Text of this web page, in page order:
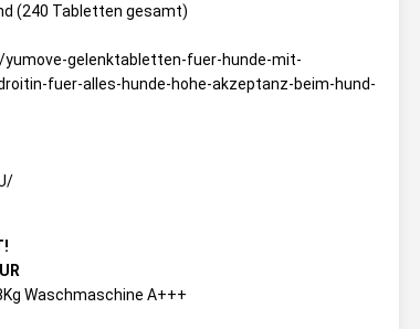
(240 Tabletten gesamt)
gelenktabletten-fuer-hunde-mit-
fuer-alles-hunde-hohe-akzeptanz-beim-hund-
Waschmaschine A+++